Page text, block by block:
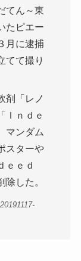
てん～東
たピエー
月に逮捕
てて撮り
剤「レノ
Ｉｎｄｅ
マンダム
スターや
ｅｅｄ
した。